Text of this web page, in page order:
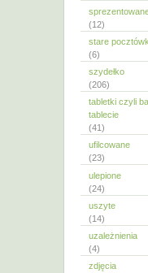
(12)
stare
(6)
szydełko
(206)
tabletki czyli
tablecie
(41)
ufilcowane
(23)
ulepione
(24)
uszyte
(14)
uzależnienia
(4)
zdjęcia